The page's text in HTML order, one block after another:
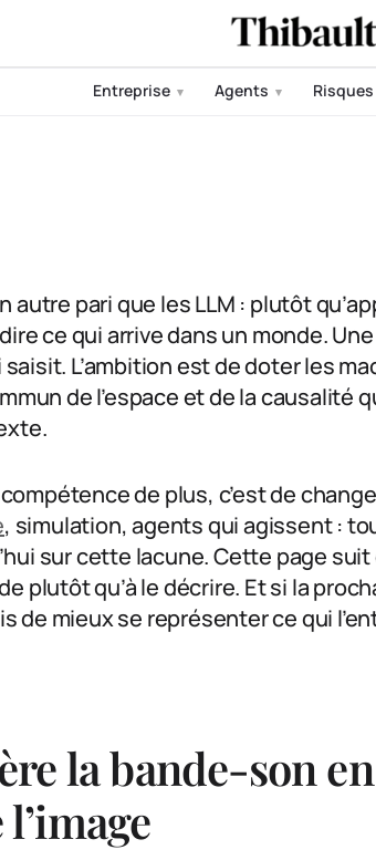
Entreprise ▾ Agents ▾ Risques
pari que les LLM : plutôt
ce qui arrive dans un monde.
L’ambition est de doter les
de l’espace et de la causalité
compétence de plus, c’est de
, simulation, agents qui agissent :
sur cette lacune. Cette page suit
plutôt qu’à le décrire. Et si la
de mieux se représenter ce qui
la bande-son